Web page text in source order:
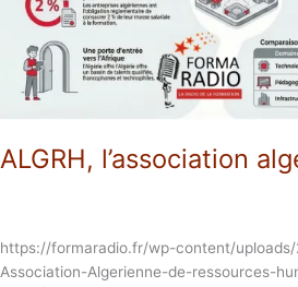
ALGRH, l’association
https://formaradio.fr/wp-content/
Association-Algerienne-de-ressources-